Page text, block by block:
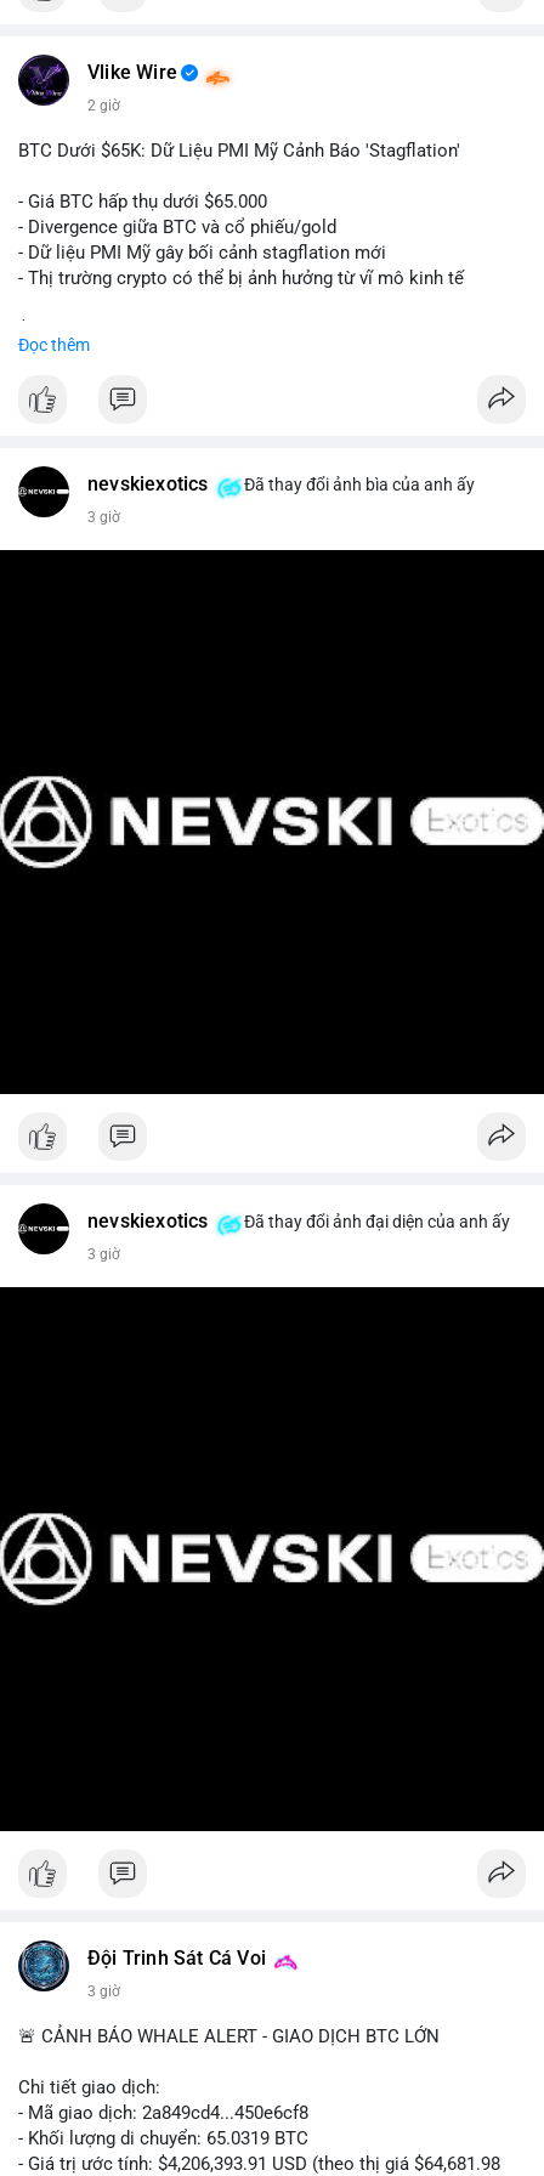
#vlikevn #titanbot
📰 Nguồn: Cointelegraph
Vlike Wire
2 giờ
BTC Dưới $65K: Dữ Liệu PMI Mỹ Cảnh Báo 'Stagflation'
- Giá BTC hấp thụ dưới $65.000
- Divergence giữa BTC và cổ phiếu/gold
- Dữ liệu PMI Mỹ gây bối cảnh stagflation mới
- Thị trường crypto có thể bị ảnh hưởng từ vĩ mô kinh tế
Đọc thêm
nevskiexotics Đã thay đổi ảnh bìa của anh ấy
3 giờ
nevskiexotics Đã thay đổi ảnh đại diện của anh ấy
3 giờ
Đội Trinh Sát Cá Voi
3 giờ
🚨 CẢNH BÁO WHALE ALERT - GIAO DỊCH BTC LỚN
Chi tiết giao dịch:
- Mã giao dịch: 2a849cd4...450e6cf8
- Khối lượng di chuyển: 65.0319 BTC
- Giá trị ước tính: $4,206,393.91 USD (theo thị giá $64,681.98